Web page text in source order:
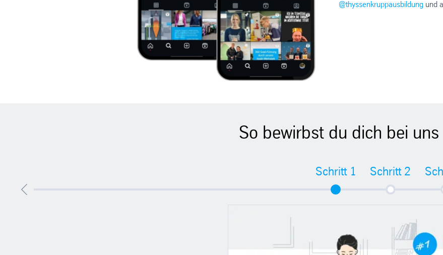
@thyssenkruppausbildung und
So bewirbst du dich bei uns
Schritt 1 Schritt 2